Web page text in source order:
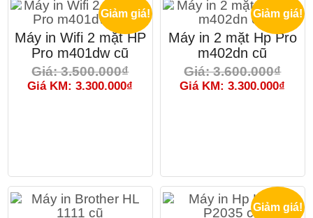
Giảm giá!
Máy in Wifi 2 mặt HP
Pro m401dw cũ
Giá: 3.500.000₫
Giá KM: 3.300.000₫
Giảm giá!
Máy in 2 mặt Hp Pro
m402dn cũ
Giá: 3.600.000₫
Giá KM: 3.300.000₫
Giảm giá!